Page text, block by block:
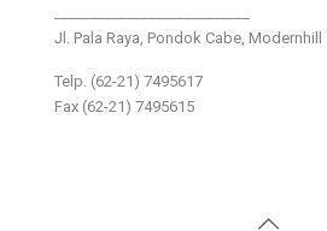
Jl. Pala Raya, Pondok Cabe,
Telp. (62-21) 7495617
Fax (62-21) 7495615